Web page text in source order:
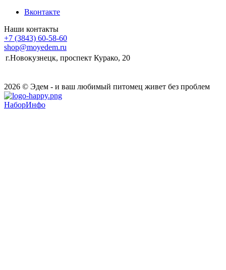
Вконтакте
Наши контакты
+7 (3843) 60-58-60
shop@moyedem.ru
г.Новокузнецк, проспект Курако, 20
2026 © Эдем - и ваш любимый питомец живет без проблем
НаборИнфо